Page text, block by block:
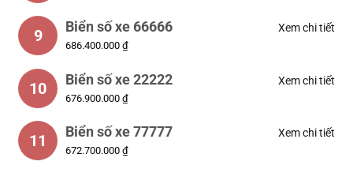
9 Biển số xe 66666
686.400.000 ₫
Xem chi tiết
10 Biển số xe 22222
676.900.000 ₫
Xem chi tiết
11 Biển số xe 77777
672.700.000 ₫
Xem chi tiết